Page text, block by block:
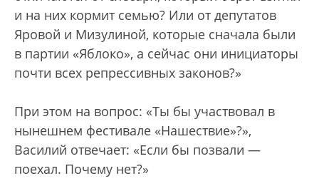
и на них кормит семью? Или от депутатов
Яровой и Мизулиной, которые сначала были
в партии «Яблоко», а сейчас они инициаторы
почти всех репрессивных законов?»
При этом на вопрос: «Ты бы участвовал в
нынешнем фестивале «Нашествие»?»,
Василий отвечает: «Если бы позвали —
поехал. Почему нет?»